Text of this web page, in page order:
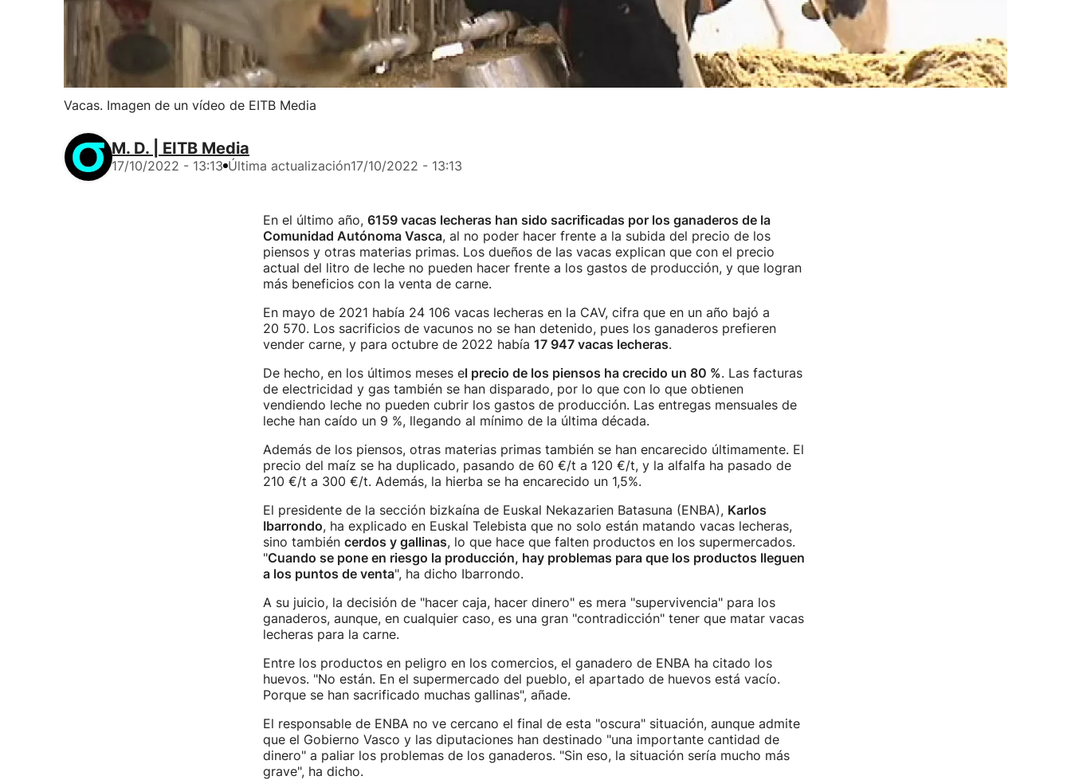
Vacas. Imagen de un vídeo de EITB Media
M. D. | EITB Media
17/10/2022 - 13:13 Última actualización17/10/2022 - 13:13
En el último año, 6159 vacas lecheras han sido sacrificadas por los ganaderos de la
Comunidad Autónoma Vasca, al no poder hacer frente a la subida del precio de los
piensos y otras materias primas. Los dueños de las vacas explican que con el precio
actual del litro de leche no pueden hacer frente a los gastos de producción, y que logran
más beneficios con la venta de carne.
En mayo de 2021 había 24 106 vacas lecheras en la CAV, cifra que en un año bajó a
20 570. Los sacrificios de vacunos no se han detenido, pues los ganaderos prefieren
vender carne, y para octubre de 2022 había 17 947 vacas lecheras.
De hecho, en los últimos meses el precio de los piensos ha crecido un 80 %. Las facturas
de electricidad y gas también se han disparado, por lo que con lo que obtienen
vendiendo leche no pueden cubrir los gastos de producción. Las entregas mensuales de
leche han caído un 9 %, llegando al mínimo de la última década.
Además de los piensos, otras materias primas también se han encarecido últimamente. El
precio del maíz se ha duplicado, pasando de 60 €/t a 120 €/t, y la alfalfa ha pasado de
210 €/t a 300 €/t. Además, la hierba se ha encarecido un 1,5%.
El presidente de la sección bizkaína de Euskal Nekazarien Batasuna (ENBA), Karlos
Ibarrondo, ha explicado en Euskal Telebista que no solo están matando vacas lecheras,
sino también cerdos y gallinas, lo que hace que falten productos en los supermercados.
"Cuando se pone en riesgo la producción, hay problemas para que los productos lleguen
a los puntos de venta", ha dicho Ibarrondo.
A su juicio, la decisión de "hacer caja, hacer dinero" es mera "supervivencia" para los
ganaderos, aunque, en cualquier caso, es una gran "contradicción" tener que matar vacas
lecheras para la carne.
Entre los productos en peligro en los comercios, el ganadero de ENBA ha citado los
huevos. "No están. En el supermercado del pueblo, el apartado de huevos está vacío.
Porque se han sacrificado muchas gallinas", añade.
El responsable de ENBA no ve cercano el final de esta "oscura" situación, aunque admite
que el Gobierno Vasco y las diputaciones han destinado "una importante cantidad de
dinero" a paliar los problemas de los ganaderos. "Sin eso, la situación sería mucho más
grave", ha dicho.